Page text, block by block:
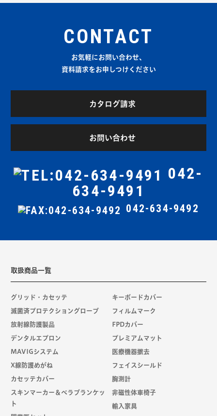
CONTACT
お気軽にお問い合わせ、
資料請求をお申しつけください
カタログ請求
お問い合わせ
042-
634-9491
042-634-9492
取扱商品一覧
グリッド・カセッテ
滅菌済プロテクショングローブ
放射線防護製品
デンタルエプロン
MAVIGシステム
X線防護めがね
カセッテカバー
スキンマーカー＆ベラブランケッ
ト
キーボードカバー
フィルムマーク
FPDカバー
プレミアムマット
医療機器撤去
フェイスシールド
胸測計
非磁性体車椅子
輸入家具